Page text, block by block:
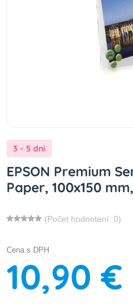
3 - 5 dni
EPSON Premium
Paper, 100x150
(Počet hodnotení: 0)
Cena s DPH
10,90 €